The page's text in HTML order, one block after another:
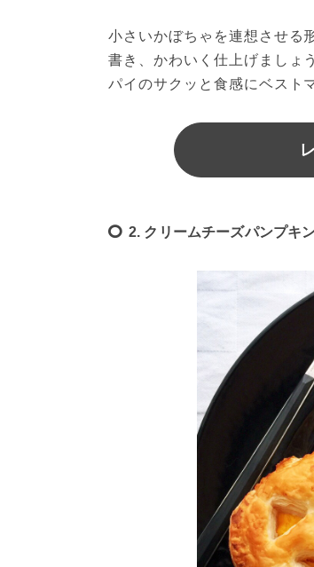
小さいかぼちゃを連想させる
書き、かわいく仕上げましょ
パイのサクッと食感にベスト
2. クリームチーズパンプキ